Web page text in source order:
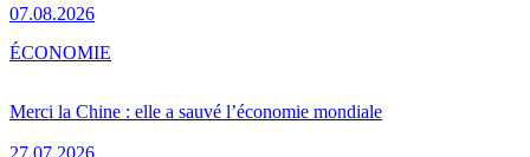
07.08.2026
Merci la Chine : elle a sauvé l’économie mondiale
ÉCONOMIE